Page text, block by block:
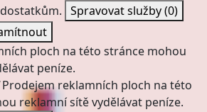
Spravovat služby(0)
ploch na této stránce mohou
peníze.
Prodejem reklamních ploch na této
reklamní sítě vydělávat peníze.